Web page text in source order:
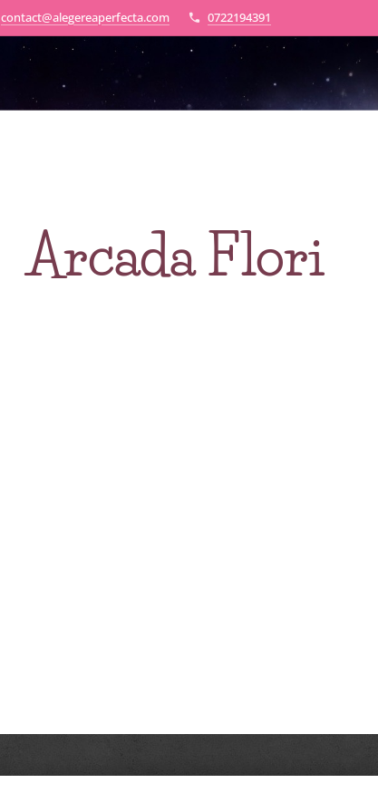
contact@alegereaperfecta.com 0722194391
Arcada Flori